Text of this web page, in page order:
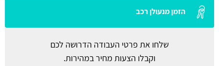
הזמן מנעולן רכב
שלחו את פרטי העבודה הדרושה לכם
וקבלו הצעות מחיר במהירות.